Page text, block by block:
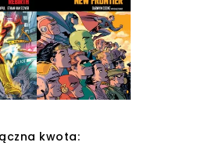
kwota: